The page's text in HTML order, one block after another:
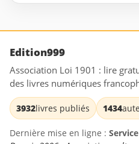
Edition999
Association Loi 1901 : lire
des livres numériques
3932livres publiés 1434
Dernière mise en ligne :